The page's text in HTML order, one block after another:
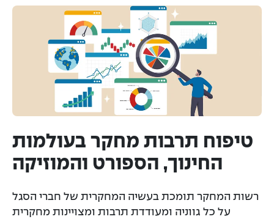
טיפוח תרבות מחקר בעולמות
החינוך, הספורט והמוזיקה
רשות המחקר תומכת בעשיה המחקרית של חברי הסגל
על כל גווניה ומעודדת תרבות ומצויינות מחקרית